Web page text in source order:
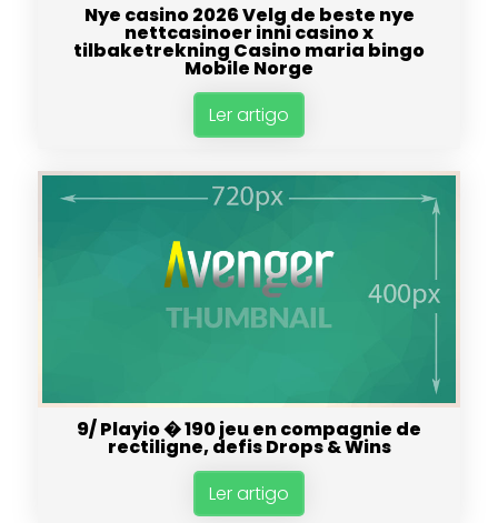
Nye casino 2026 Velg de beste nye
nettcasinoer inni casino x
tilbaketrekning Casino maria bingo
Mobile Norge
Ler artigo
9/ Playio � 190 jeu en compagnie de
rectiligne, defis Drops & Wins
Ler artigo